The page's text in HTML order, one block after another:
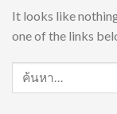
It looks like
one of the links